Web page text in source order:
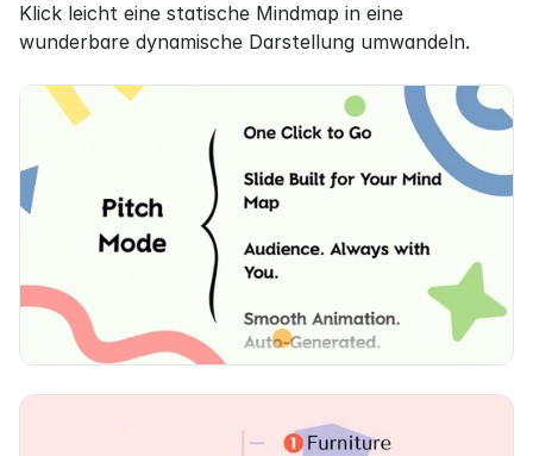
Klick leicht eine statische Mindmap in eine
wunderbare dynamische Darstellung umwandeln.